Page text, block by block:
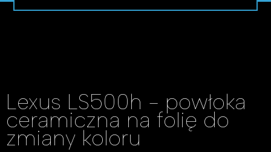
Lexus LS500h - powłoka
ceramiczna na folię do
zmiany koloru